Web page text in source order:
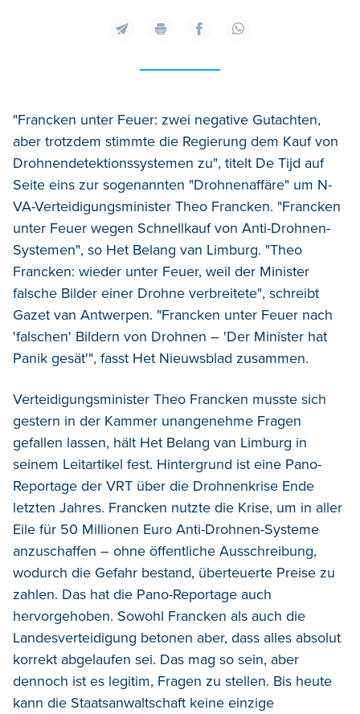
"Francken unter Feuer: zwei negative Gutachten,
aber trotzdem stimmte die Regierung dem Kauf von
Drohnendetektionssystemen zu", titelt De Tijd auf
Seite eins zur sogenannten "Drohnenaffäre" um N-
VA-Verteidigungsminister Theo Francken. "Francken
unter Feuer wegen Schnellkauf von Anti-Drohnen-
Systemen", so Het Belang van Limburg. "Theo
Francken: wieder unter Feuer, weil der Minister
falsche Bilder einer Drohne verbreitete", schreibt
Gazet van Antwerpen. "Francken unter Feuer nach
'falschen' Bildern von Drohnen – 'Der Minister hat
Panik gesät'", fasst Het Nieuwsblad zusammen.
Verteidigungsminister Theo Francken musste sich
gestern in der Kammer unangenehme Fragen
gefallen lassen, hält Het Belang van Limburg in
seinem Leitartikel fest. Hintergrund ist eine Pano-
Reportage der VRT über die Drohnenkrise Ende
letzten Jahres. Francken nutzte die Krise, um in aller
Eile für 50 Millionen Euro Anti-Drohnen-Systeme
anzuschaffen – ohne öffentliche Ausschreibung,
wodurch die Gefahr bestand, überteuerte Preise zu
zahlen. Das hat die Pano-Reportage auch
hervorgehoben. Sowohl Francken als auch die
Landesverteidigung betonen aber, dass alles absolut
korrekt abgelaufen sei. Das mag so sein, aber
dennoch ist es legitim, Fragen zu stellen. Bis heute
kann die Staatsanwaltschaft keine einzige